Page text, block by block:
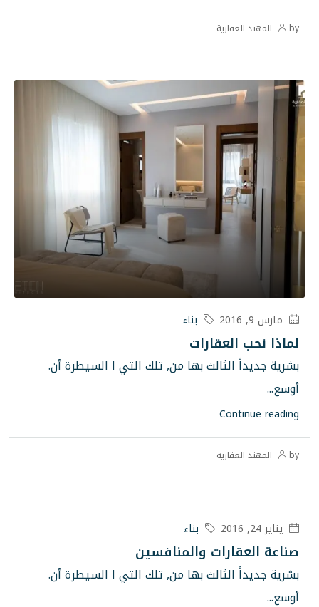
بناء
بها من, تلك التي ا السيطرة أن.
بناء
والمنافسين
بها من, تلك التي ا السيطرة أن.